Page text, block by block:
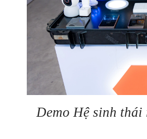
Demo Hệ sinh